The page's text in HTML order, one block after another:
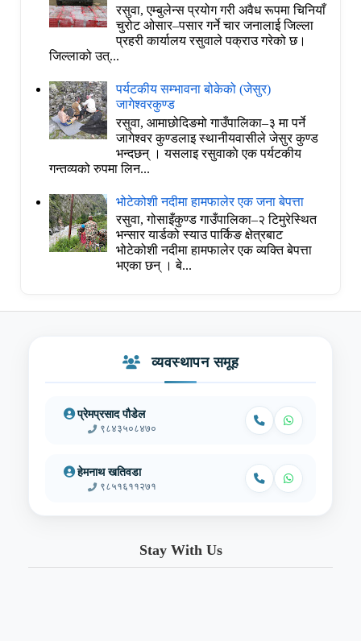
रसुवा, एम्बुलेन्स प्रयोग गरी अवैध रूपमा चिनियाँ
चुरोट ओसार–पसार गर्ने चार जनालाई जिल्ला
प्रहरी कार्यालय रसुवाले पक्राउ गरेको छ।
जिल्लाको उत्...
पर्यटकीय सम्भावना बोकेको (जेसुर)
जागेश्वरकुण्ड
रसुवा, आमाछोदिङमो गाउँपालिका–३ मा पर्ने
जागेश्वर कुण्डलाइ स्थानीयवासीले जेसुर कुण्ड
भन्दछन् । यसलाइ रसुवाकाे एक पर्यटकीय
गन्तव्यको रुपमा लिन...
भोटेकोशी नदीमा हामफालेर एक जना बेपत्ता
रसुवा, गोसाइँकुण्ड गाउँपालिका–२ टिमुरेस्थित
भन्सार यार्डको स्याउ पार्किङ क्षेत्रबाट
भोटेकोशी नदीमा हामफालेर एक व्यक्ति बेपत्ता
भएका छन् । बे...
व्यवस्थापन समूह
प्रेमप्रसाद पौडेल
९८४३५०८४७०
हेमनाथ खतिवडा
९८५१६११२७१
Stay With Us